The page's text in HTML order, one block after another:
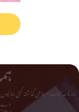
ماہ نامہ حجاب اسلامی گذشتہ کئی
دے